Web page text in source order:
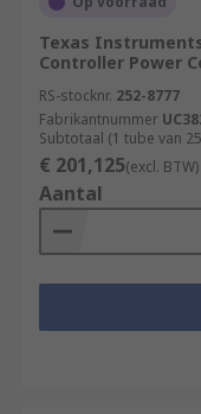
Texas Instruments
Controller Power
RS-stocknr. 252-8777
Fabrikantnummer
Subtotaal (1 tube van
€ 201,125(excl. BTW)
Aantal